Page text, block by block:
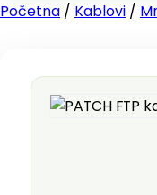
Početna / Kablovi /